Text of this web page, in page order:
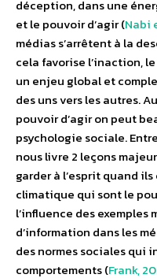
déception, dans une
et le pouvoir d’agir (Nabi
médias s’arrêtent à la
cela favorise l’inaction,
un enjeu global et
des uns vers les autres.
pouvoir d’agir on peut
psychologie sociale.
nous livre 2 leçons
garder à l’esprit quand
climatique qui sont le
l’influence des exemples
d’information dans les
des normes sociales qui
comportements (Frank,